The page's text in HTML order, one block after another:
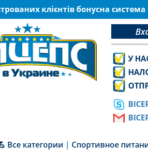
клієнтів бонусна система
У
Все категории | Спортивное